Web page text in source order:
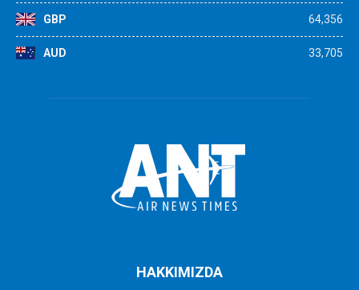
GBP 64,356
AUD 33,705
HAKKIMIZDA